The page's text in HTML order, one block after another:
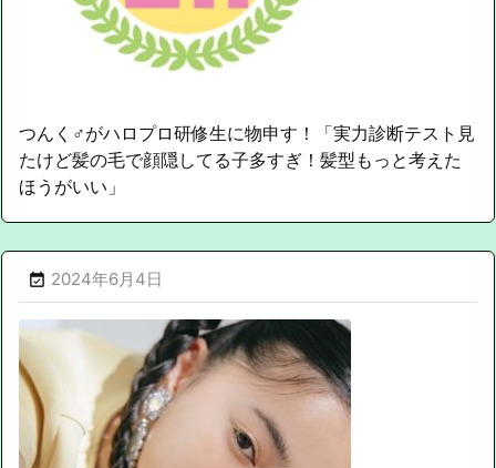
つんく♂がハロプロ研修生に物申す！「実力診断テスト見
たけど髪の毛で顔隠してる子多すぎ！髪型もっと考えた
ほうがいい」
 2024年6月4日